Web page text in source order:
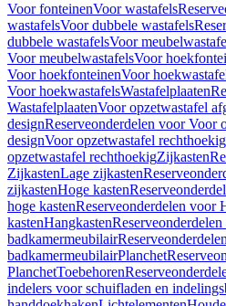
Voor fonteinenVoor wastafels
wastafelsVoor dubbele wastafels
dubbele wastafelsVoor
Voor meubelwastafelsVoor
Voor hoekfonteinenVoor
Voor hoekwastafelsWastafelplaaten
WastafelplaatenVoor opzetwastafel
designReserveonderdelen voor Voor
designVoor opzetwastafel rechthoekig
opzetwastafel rechthoekigZijkasten
ZijkastenLage zijkasten
zijkastenHoge kasten
hoge kastenReserveonderdelen voor
kastenHangkasten
badkamermeubilair
badkamermeubilairPlanchet
PlanchetToebehoren
indelers voor schuifladen en